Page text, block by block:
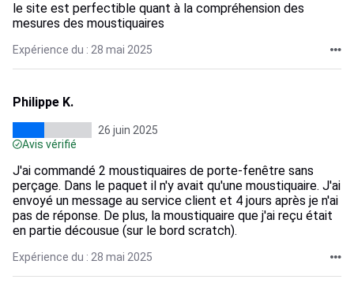
le site est perfectible quant à la compréhension des
mesures des moustiquaires
Expérience du : 28 mai 2025
Philippe K.
26 juin 2025
Avis vérifié
J'ai commandé 2 moustiquaires de porte-fenêtre sans
perçage. Dans le paquet il n'y avait qu'une moustiquaire. J'ai
envoyé un message au service client et 4 jours après je n'ai
pas de réponse. De plus, la moustiquaire que j'ai reçu était
en partie décousue (sur le bord scratch).
Expérience du : 28 mai 2025